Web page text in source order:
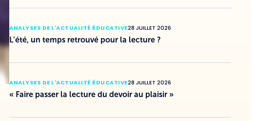
ANALYSES DE L'ACTUALITÉ ÉDUCATIVE28 JUILLET 2026
L’été, un temps retrouvé pour la lecture ?
ANALYSES DE L'ACTUALITÉ ÉDUCATIVE28 JUILLET 2026
« Faire passer la lecture du devoir au plaisir »